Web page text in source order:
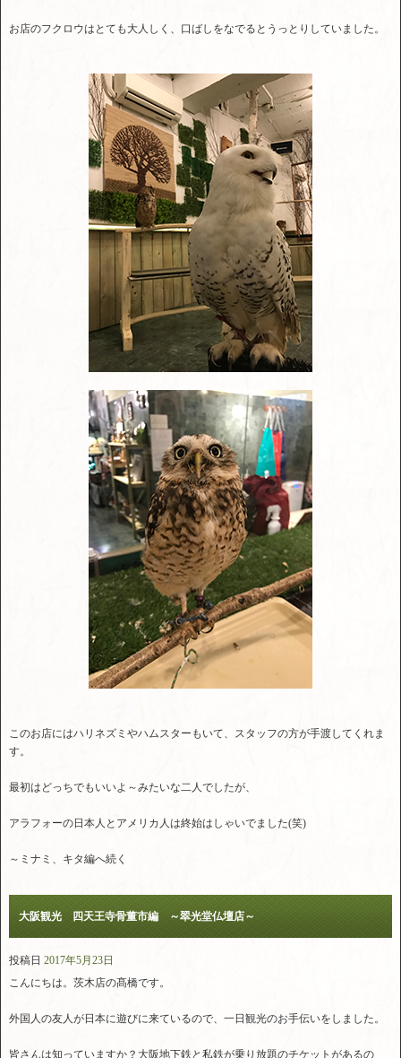
お店のフクロウはとても大人しく、口ばしをなでるとうっとりしていました。
このお店にはハリネズミやハムスターもいて、スタッフの方が手渡してくれま
す。
最初はどっちでもいいよ～みたいな二人でしたが、
アラフォーの日本人とアメリカ人は終始はしゃいでました(笑)
～ミナミ、キタ編へ続く
大阪観光 四天王寺骨董市編 ～翠光堂仏壇店～
投稿日 2017年5月23日
こんにちは。茨木店の髙橋です。
外国人の友人が日本に遊びに来ているので、一日観光のお手伝いをしました。
皆さんは知っていますか？大阪地下鉄と私鉄が乗り放題のチケットがあるの